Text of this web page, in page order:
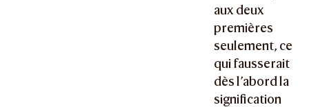
aux deux
premières
seulement, ce
qui fausserait
dès l’abord la
signification